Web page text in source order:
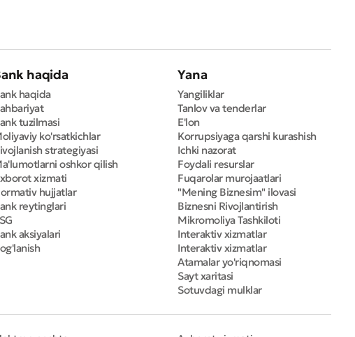
haqida
haqida
tuzilmasi
ko'rsatkichlar
strategiyasi
oshkor qilish
xizmati
hujjatlar
reytinglari
aksiyalari
Yana
Yangiliklar
Tanlov va tenderlar
E'lon
Korrupsiyaga qarshi kurashish
Ichki nazorat
Foydali resurslar
Fuqarolar murojaatlari
"Mening Biznesim" ilovasi
Biznesni Rivojlantirish
Mikromoliya Tashkiloti
Interaktiv xizmatlar
Interaktiv xizmatlar
Atamalar yo'riqnomasi
Sayt xaritasi
Sotuvdagi mulklar